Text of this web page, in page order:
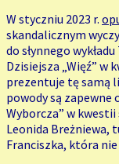
W styczniu 2023 r.
skandalicznym
do słynnego
Dzisiejsza „Więź” w
prezentuje tę samą
powody są zapewne
Wyborcza” w
Leonida Breżniewa,
Franciszka, która